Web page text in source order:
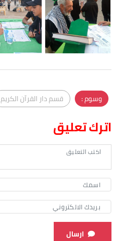
وسوم : قسم دار القرآن الكريم
اترك تعليق
ارسال